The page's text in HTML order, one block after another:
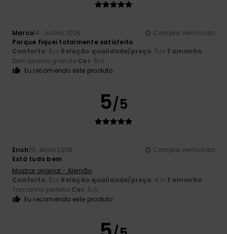
Marco14. Junho 2026
Compra verificada
Porque fiquei totalmente satisfeito
Conforto: 5 /5 Relação qualidade/preço: 5 /5 Tamanho:
Demasiado grande Cor: 5 /5
Eu recomendo este produto
5/5
Erich25. Maio 2026
Compra verificada
Está tudo bem
Mostrar original - Alemão
Conforto: 5 /5 Relação qualidade/preço: 4 /5 Tamanho:
Tamanho perfeito Cor: 5 /5
Eu recomendo este produto